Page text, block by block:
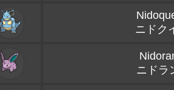
ニドク
ニドラ